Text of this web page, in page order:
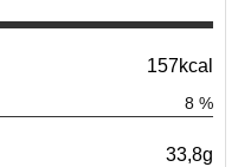
157kcal
8 %
33,8g